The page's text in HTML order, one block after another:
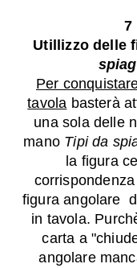
7
Utillizzo delle
Per
tavola basterà
una sola delle
mano Tipi da
la figura
figura angolare
in tavola.
carta a
angolare